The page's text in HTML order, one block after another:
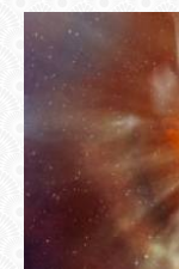
ВИДЕО
СВЯЗЬ